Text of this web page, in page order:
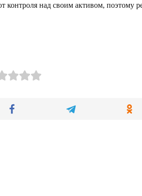
от контроля над своим активом,